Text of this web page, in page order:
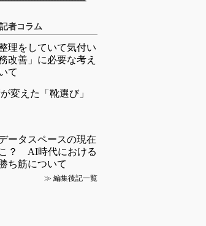
者コラム
理をしていて気付い
改善」に必要な考え
て
変えた「靴選び」
ータスペースの現在
？ AI時代における
ち筋について
≫ 編集後記一覧